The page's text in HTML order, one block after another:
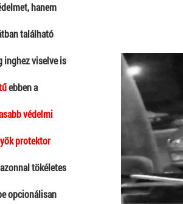
hanem
található
inghez viselve is
ebben a
védelmi
protektor
tökéletes
opcionálisan